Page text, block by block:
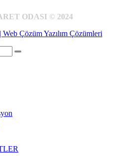
ODASI © 2024